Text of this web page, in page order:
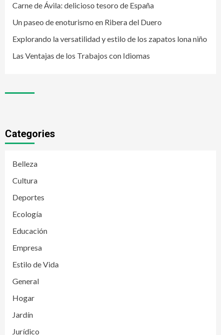
Carne de Ávila: delicioso tesoro de España
Un paseo de enoturismo en Ribera del Duero
Explorando la versatilidad y estilo de los zapatos lona niño
Las Ventajas de los Trabajos con Idiomas
Categories
Belleza
Cultura
Deportes
Ecología
Educación
Empresa
Estilo de Vida
General
Hogar
Jardín
Jurídico